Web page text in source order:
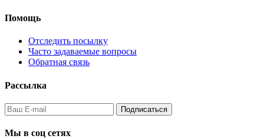
Помощь
Отследить посылку
Часто задаваемые вопросы
Обратная связь
Рассылка
Подписаться
Мы в соц сетях